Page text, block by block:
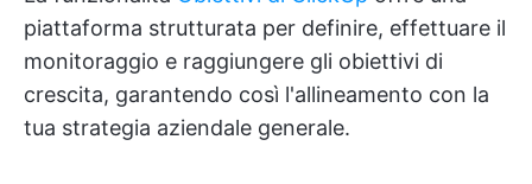
piattaforma strutturata per definire, effettuare il
monitoraggio e raggiungere gli obiettivi di
crescita, garantendo così l'allineamento con la
tua strategia aziendale generale.